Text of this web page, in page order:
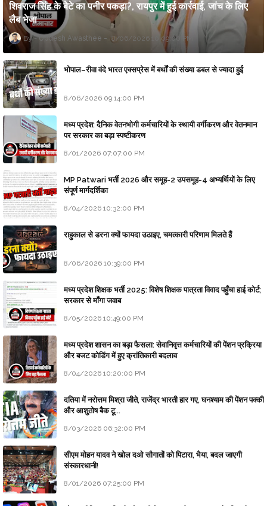
शिवराज सिंह के बेटे का पनीर पकड़ा?, रायपुर में हुई कार्रवाई, जांच के लिए
लैब भेजा
Updesh Awasthee 8/06/2026 10:09:00 PM
भोपाल–रीवा वंदे भारत एक्सप्रेस में बर्थों की संख्या डबल से ज्यादा हुई
8/06/2026 09:14:00 PM
मध्य प्रदेश: दैनिक वेतनभोगी कर्मचारियों के स्थायी वर्गीकरण और वेतनमान
पर सरकार का बड़ा स्पष्टीकरण
8/01/2026 07:07:00 PM
MP Patwari भर्ती 2026 और समूह-2 उपसमूह-4 अभ्यर्थियों के लिए
संपूर्ण मार्गदर्शिका
8/04/2026 10:32:00 PM
राहुकाल से डरना क्यों फायदा उठाइए, चमत्कारी परिणाम मिलते हैं
8/06/2026 10:39:00 PM
मध्य प्रदेश शिक्षक भर्ती 2025: विशेष शिक्षक पात्रता विवाद पहुँचा हाई कोर्ट;
सरकार से माँगा जवाब
8/05/2026 10:49:00 PM
मध्य प्रदेश शासन का बड़ा फैसला: सेवानिवृत्त कर्मचारियों की पेंशन प्रक्रिया
और बजट कोडिंग में हुए क्रांतिकारी बदलाव
8/04/2026 10:20:00 PM
दतिया में नरोत्तम मिश्रा जीते, राजेंद्र भारती हार गए, घनश्याम की पेंशन पक्की
और आशुतोष बैक टू...
8/03/2026 06:32:00 PM
सीएम मोहन यादव ने खोल दओ सौगातों को पिटारा, भैया, बदल जाएगी
संस्कारधानी!
8/01/2026 07:25:00 PM